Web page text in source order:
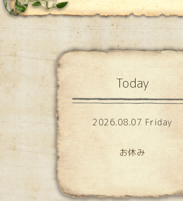
Today
2026.08.07 Friday
お休み